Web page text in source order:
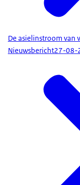
De asielinstroom van
Nieuwsbericht27-08-